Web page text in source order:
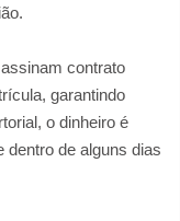
contrato
garantindo
o dinheiro é
dentro de alguns dias